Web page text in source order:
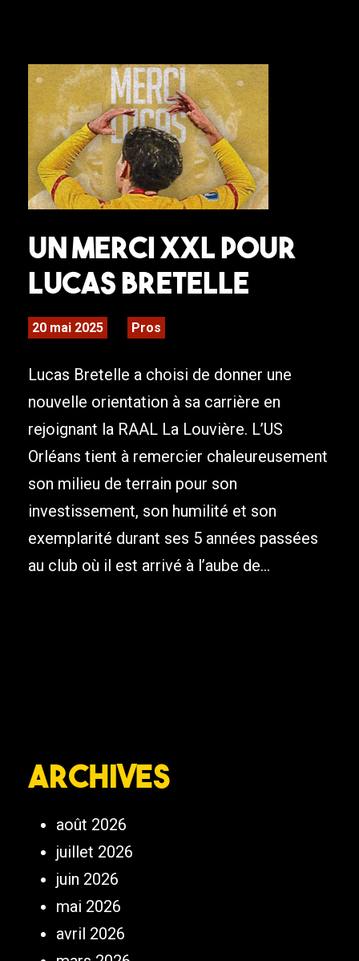
Un merci XXL pour
Lucas Bretelle
20 mai 2025 Pros
Lucas Bretelle a choisi de donner une
nouvelle orientation à sa carrière en
rejoignant la RAAL La Louvière. L’US
Orléans tient à remercier chaleureusement
son milieu de terrain pour son
investissement, son humilité et son
exemplarité durant ses 5 années passées
au club où il est arrivé à l’aube de...
Archives
août 2026
juillet 2026
juin 2026
mai 2026
avril 2026